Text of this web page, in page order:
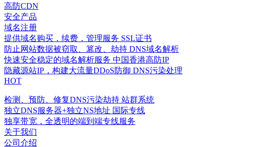
高防CDN
安全产品
域名注册
提供域名购买，续费，管理服务 SSL证书
防止网站数据被窃取、篡改、劫持 DNS域名解析
快速安全稳定的域名解析服务 中国香港高防IP
隐藏源站IP，构建大流量DDoS防御 DNS污染处理
HOT
检测、预防、修复DNS污染劫持 站群系统
独立DNS服务器+独立NS地址 国际专线
独享带宽，全透明的端到端专线服务
关于我们
公司介绍